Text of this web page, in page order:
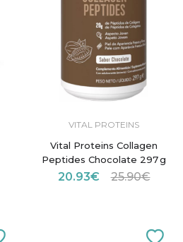
VITAL PROTEINS
Vital Proteins Collagen
Peptides Chocolate 297 g
20.93€ 25.90€